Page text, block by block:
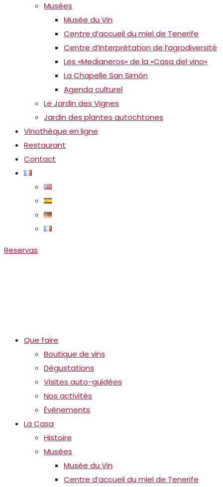
Musées
Musée du Vin
Centre d’accueil du miel de Tenerife
Centre d’interprétation de l’agrodiversité
Les «Medianeros» de la «Casa del vino»
La Chapelle San Simón
Agenda culturel
Le Jardin des Vignes
Jardin des plantes autochtones
Vinothèque en ligne
Restaurant
Contact
Reservas
Que faire
Boutique de vins
Dégustations
Visites auto-guidées
Nos activités
Événements
La Casa
Histoire
Musées
Musée du Vin
Centre d’accueil du miel de Tenerife